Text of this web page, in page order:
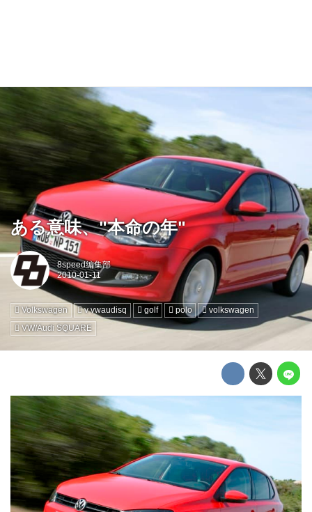
ある意味、"本命の年"
8speed編集部
Volkswagen v vwaudisq golf polo
volkswagen
VW/Audi SQUARE